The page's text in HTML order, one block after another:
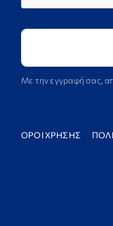
Με την εγγραφή σας,
ΟΡΟΙ ΧΡΗΣΗΣ